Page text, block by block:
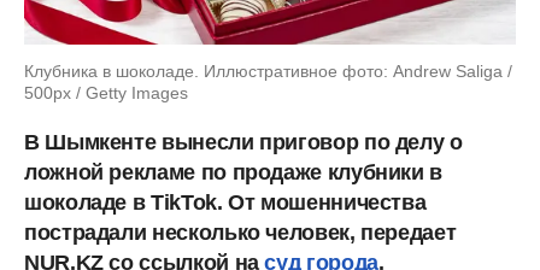
Клубника в шоколаде. Иллюстративное фото: Andrew Saliga /
500px / Getty Images
В Шымкенте вынесли приговор по делу о
ложной рекламе по продаже клубники в
шоколаде в TikTok. От мошенничества
пострадали несколько человек, передает
NUR.KZ со ссылкой насуд города.